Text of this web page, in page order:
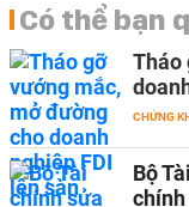
Có thể bạn
Tháo
CHỨNG
Bộ